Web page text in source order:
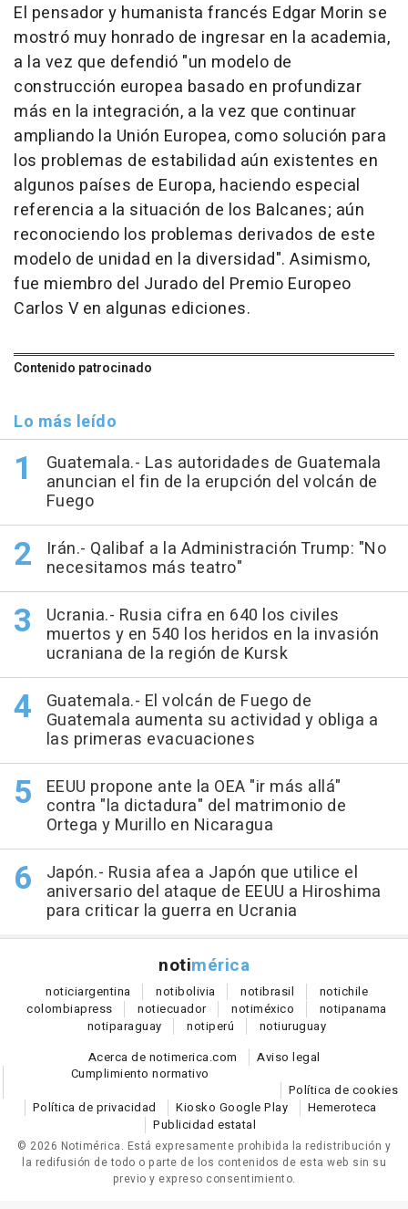
El pensador y humanista francés Edgar Morin se
mostró muy honrado de ingresar en la academia,
a la vez que defendió "un modelo de
construcción europea basado en profundizar
más en la integración, a la vez que continuar
ampliando la Unión Europea, como solución para
los problemas de estabilidad aún existentes en
algunos países de Europa, haciendo especial
referencia a la situación de los Balcanes; aún
reconociendo los problemas derivados de este
modelo de unidad en la diversidad". Asimismo,
fue miembro del Jurado del Premio Europeo
Carlos V en algunas ediciones.
Contenido patrocinado
Lo más leído
Guatemala.- Las autoridades de Guatemala
anuncian el fin de la erupción del volcán de
Fuego
Irán.- Qalibaf a la Administración Trump: "No
necesitamos más teatro"
Ucrania.- Rusia cifra en 640 los civiles
muertos y en 540 los heridos en la invasión
ucraniana de la región de Kursk
Guatemala.- El volcán de Fuego de
Guatemala aumenta su actividad y obliga a
las primeras evacuaciones
EEUU propone ante la OEA "ir más allá"
contra "la dictadura" del matrimonio de
Ortega y Murillo en Nicaragua
Japón.- Rusia afea a Japón que utilice el
aniversario del ataque de EEUU a Hiroshima
para criticar la guerra en Ucrania
notimérica
noticiargentina notibolivia notibrasil notichile
colombiapress notiecuador notiméxico notipanama
notiparaguay notiperú notiuruguay
Acerca de notimerica.com
Aviso legal
Cumplimiento normativo
Política de cookies
Política de privacidad
Kiosko Google Play
Hemeroteca
Publicidad estatal
© 2026 Notimérica. Está expresamente prohibida la redistribución y
la redifusión de todo o parte de los contenidos de esta web sin su
previo y expreso consentimiento.